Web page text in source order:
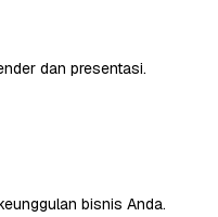
dan presentasi.
bisnis Anda.